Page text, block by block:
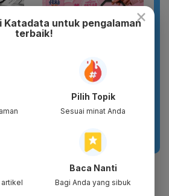
Botol Gelas Minum
Lucu Vacuum Flask
900ML Coffee...
Masih
Batu Bara
×
Katadata untuk pengalaman
terbaik!
Pilih Topik
Sesuai minat Anda
Baca Nanti
Bagi Anda yang sibuk